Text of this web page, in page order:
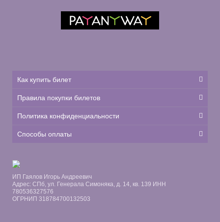
Как купить билет
Правила покупки билетов
Политика конфиденциальности
Способы оплаты
ИП Гаялов Игорь Андреевич
Адрес: СПб, ул. Генерала Симоняка, д. 14, кв. 139 ИНН
780536327576
ОГРНИП 318784700132503